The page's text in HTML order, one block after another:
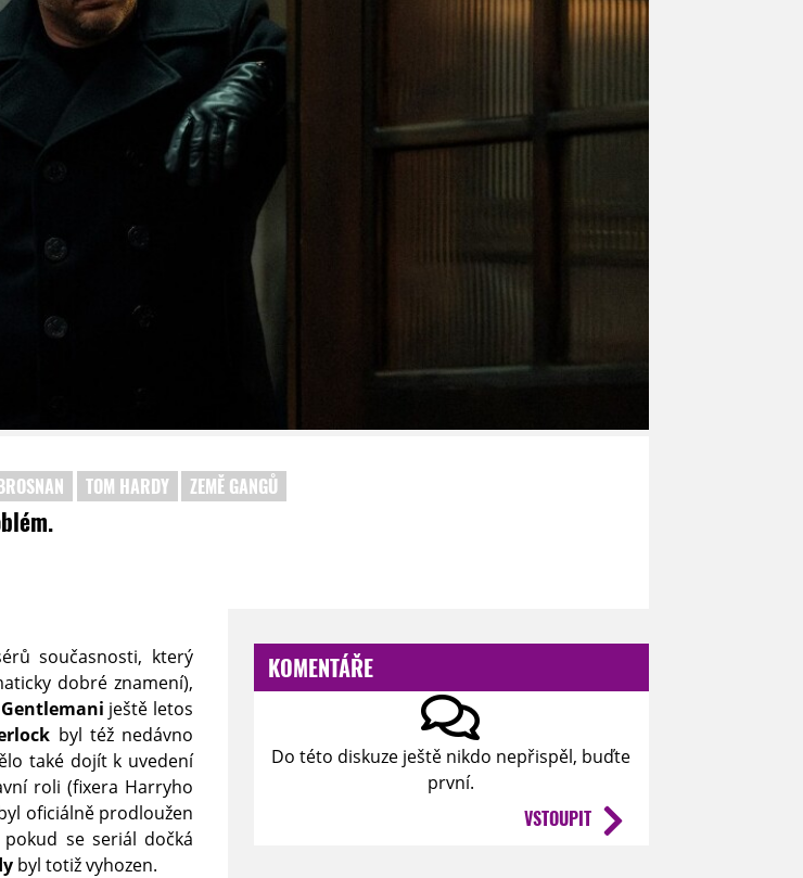
TOM HARDY ZEMĚ GANGŮ
současnosti, který
dobré znamení),
Gentlemani ještě letos
byl též nedávno
také dojít k uvedení
roli (fixera Harryho
oficiálně prodloužen
se seriál dočká
byl totiž vyhozen.
KOMENTÁŘE
Do této diskuze ještě nikdo nepřispěl, buďte
první.
VSTOUPIT